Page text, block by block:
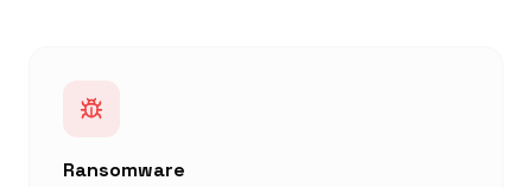
Ransomware